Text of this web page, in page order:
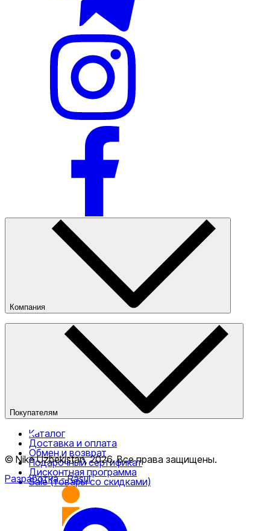
Компания
О компании
Наши магазины
Публичная оферта
Покупателям
Каталог
Доставка и оплата
Обмен и возврат
Подарочный сертификат
Дисконтная программа
Sale (товары со скидками)
© Nike Uzbekistan,2026.Все права защищены.
Разработка- Rasul